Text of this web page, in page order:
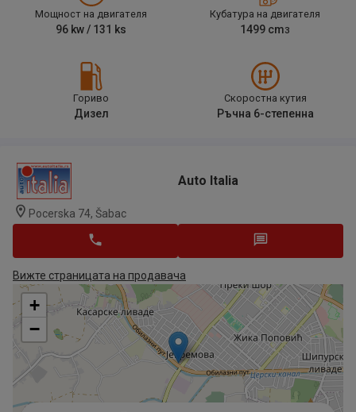
Мощност на двигателя
96 kw / 131 ks
Кубатура на двигателя
1499 cm3
Гориво
Дизел
Скоростна кутия
Ръчна 6-степенна
Auto Italia
Pocerska 74, Šabac
Вижте страницата на продавача
+
−